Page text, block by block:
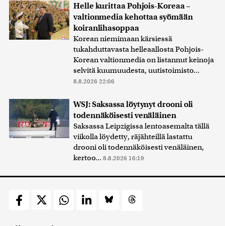
Helle kurittaa Pohjois-Koreaa –
valtionmedia kehottaa syömään
koiranlihasoppaa
Korean niemimaan kärsiessä
tukahduttavasta helleaallosta Pohjois-
Korean valtionmedia on listannut keinoja
selvitä kuumuudesta, uutistoimisto...
8.8.2026 22:06
WSJ: Saksassa löytynyt drooni oli
todennäköisesti venäläinen
Saksassa Leipzigissa lentoasemalta tällä
viikolla löydetty, räjähteillä lastattu
drooni oli todennäköisesti venäläinen,
kertoo... 8.8.2026 16:19